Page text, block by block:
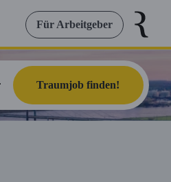
Für Arbeitgeber
Traumjob finden!